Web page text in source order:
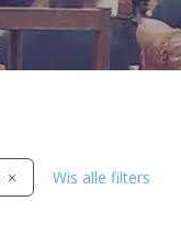
Wis alle filters